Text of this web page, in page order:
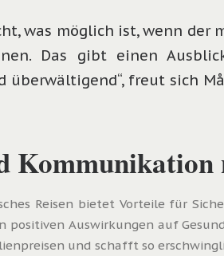
was möglich ist, wenn
Das gibt einen
überwältigend“, freut sich
Kommunikation
Reisen bietet Vorteile für
positiven Auswirkungen auf
und schafft so